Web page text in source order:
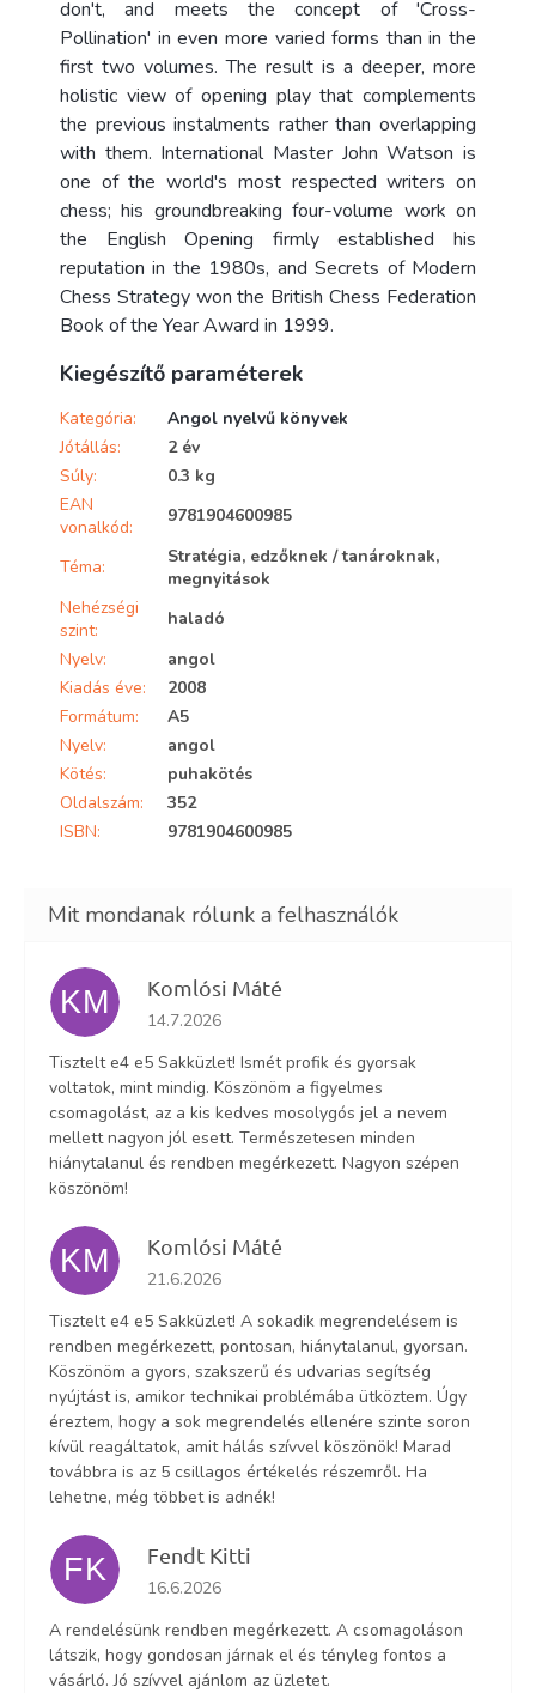
don't, and meets the concept of 'Cross-
Pollination' in even more varied forms than in the
first two volumes. The result is a deeper, more
holistic view of opening play that complements
the previous instalments rather than overlapping
with them. International Master John Watson is
one of the world's most respected writers on
chess; his groundbreaking four-volume work on
the English Opening firmly established his
reputation in the 1980s, and Secrets of Modern
Chess Strategy won the British Chess Federation
Book of the Year Award in 1999.
Kiegészítő paraméterek
Kategória:
Angol nyelvű könyvek
Jótállás:
2 év
Súly:
0.3 kg
EAN
vonalkód:
9781904600985
Téma:
Stratégia, edzőknek / tanároknak,
megnyitások
Nehézségi
szint:
haladó
Nyelv:
angol
Kiadás éve:
2008
Formátum:
A5
Nyelv:
angol
Kötés:
puhakötés
Oldalszám:
352
ISBN: 9781904600985
KM Komlósi Máté
Az áruház értékelése 5-ből 5 csillag.
14.7.2026
Tisztelt e4 e5 Sakküzlet! Ismét profik és gyorsak
voltatok, mint mindig. Köszönöm a figyelmes
csomagolást, az a kis kedves mosolygós jel a nevem
mellett nagyon jól esett. Természetesen minden
hiánytalanul és rendben megérkezett. Nagyon szépen
köszönöm!
KM Komlósi Máté
Az áruház értékelése 5-ből 5 csillag.
21.6.2026
Tisztelt e4 e5 Sakküzlet! A sokadik megrendelésem is
rendben megérkezett, pontosan, hiánytalanul, gyorsan.
Köszönöm a gyors, szakszerű és udvarias segítség
nyújtást is, amikor technikai problémába ütköztem. Úgy
éreztem, hogy a sok megrendelés ellenére szinte soron
kívül reagáltatok, amit hálás szívvel köszönök! Marad
továbbra is az 5 csillagos értékelés részemről. Ha
lehetne, még többet is adnék!
FK Fendt Kitti
Az áruház értékelése 5-ből 5 csillag.
16.6.2026
A rendelésünk rendben megérkezett. A csomagoláson
látszik, hogy gondosan járnak el és tényleg fontos a
vásárló. Jó szívvel ajánlom az üzletet.